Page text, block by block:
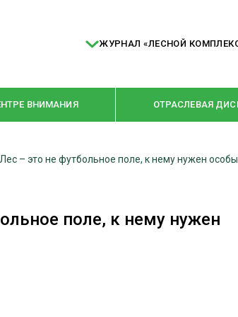
ЖУРНАЛ «ЛЕСНОЙ
ВНИМАНИЯ ОТРАСЛЕВАЯ
РУБРИКИ
КРУПНЫМ
– это не футбольное поле, к нему нужен
поле, к нему нужен